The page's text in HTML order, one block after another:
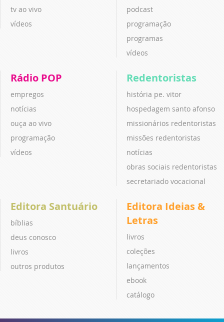
tv ao vivo
vídeos
podcast
programação
programas
vídeos
Rádio POP
empregos
notícias
ouça ao vivo
programação
vídeos
Redentoristas
história pe. vitor
hospedagem santo afonso
missionários redentoristas
missões redentoristas
notícias
obras sociais redentoristas
secretariado vocacional
Editora Santuário
bíblias
deus conosco
livros
outros produtos
Editora Ideias &
Letras
livros
coleções
lançamentos
ebook
catálogo